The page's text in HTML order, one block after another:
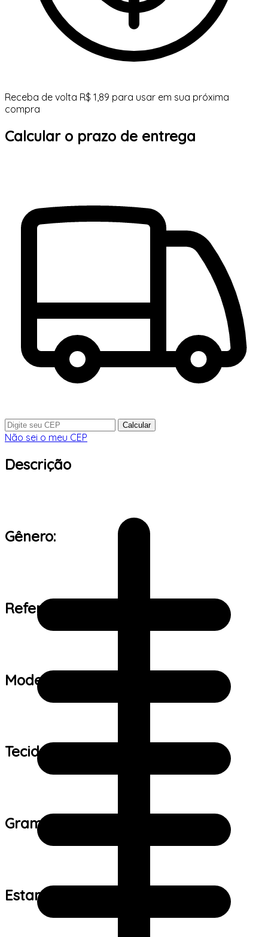
Receba de volta R$ 1,89 para usar em sua próxima
compra
Calcular o prazo de entrega
Calcular
Não sei o meu CEP
Descrição
Gênero:
Referência de tamanho:
Modelo:
Tecido:
Gramatura do tecido:
Estampa: